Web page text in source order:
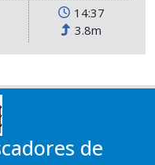
14:37
3.8m
de